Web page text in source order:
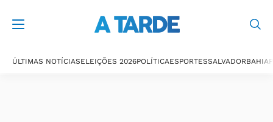
ÚLTIMAS NOTÍCIASELEIÇÕES 2026POLÍTICAESPORTESSALVADORBAHIA